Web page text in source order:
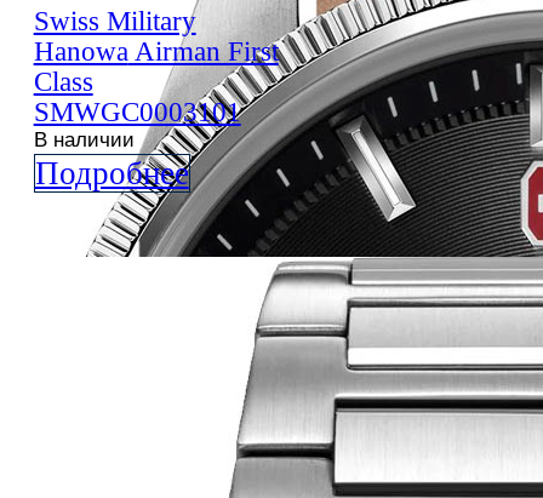
Swiss Military
HanowaAirman First
Class
SMWGC0003101
В наличии
Подробнее